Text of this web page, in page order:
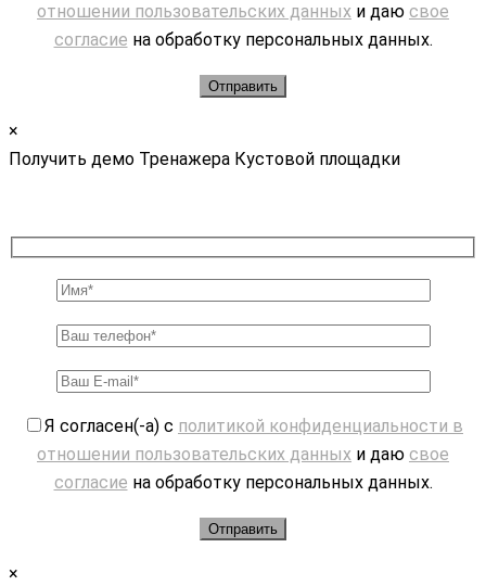
отношении пользовательских данных и даю свое
согласие на обработку персональных данных.
×
Получить демо Тренажера Кустовой площадки
Я согласен(-а) с политикой конфиденциальности в
отношении пользовательских данных и даю свое
согласие на обработку персональных данных.
×